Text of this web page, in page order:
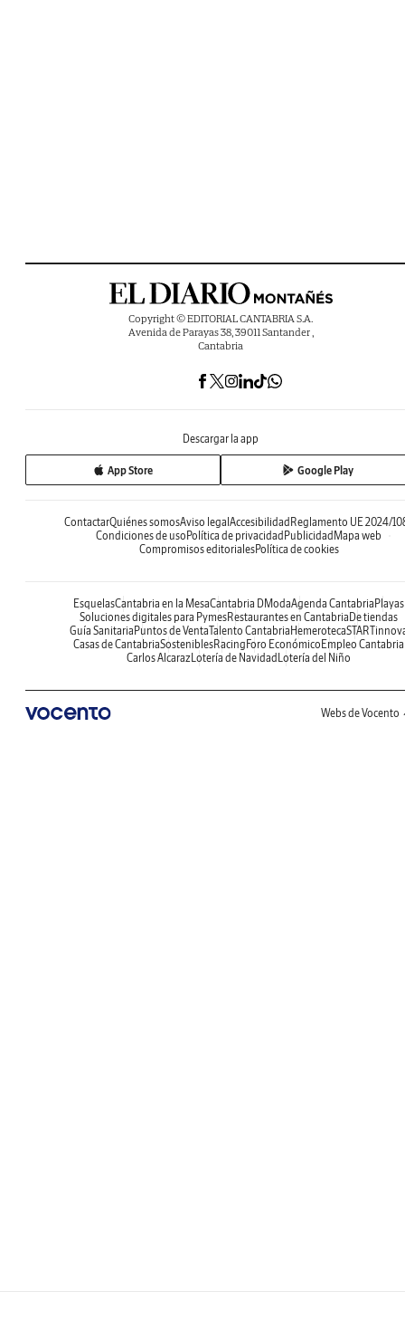
Copyright © EDITORIAL CANTABRIA S.A.
Avenida de Parayas 38, 39011 Santander ,
Cantabria
Descargar la app
App Store Google Play
ContactarQuiénes somosAviso legal Accesibilidad Reglamento UE 2024/
Condiciones de uso Política de privacidad Publicidad Mapa web
Compromisos editorialesPolítica de cookies
EsquelasCantabria en la MesaCantabria DModaAgenda Cantabria Playas
Soluciones digitales para PymesRestaurantes en Cantabria De tiendas
Guía Sanitaria Puntos de VentaTalento Cantabria Hemeroteca
Casas de CantabriaSosteniblesRacing Foro Económico Empleo Cantabria
Carlos AlcarazLotería de Navidad Lotería del Niño
Webs de Vocento